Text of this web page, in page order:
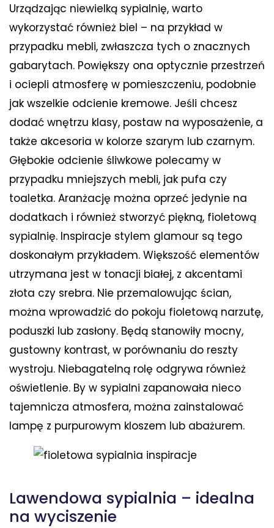
Urządzając niewielką sypialnię, warto
wykorzystać również biel – na przykład w
przypadku mebli, zwłaszcza tych o znacznych
gabarytach. Powiększy ona optycznie przestrzeń
i ociepli atmosferę w pomieszczeniu, podobnie
jak wszelkie odcienie kremowe. Jeśli chcesz
dodać wnętrzu klasy, postaw na wyposażenie, a
także akcesoria w kolorze szarym lub czarnym.
Głębokie odcienie śliwkowe polecamy w
przypadku mniejszych mebli, jak pufa czy
toaletka. Aranżację można oprzeć jedynie na
dodatkach i również stworzyć piękną, fioletową
sypialnię. Inspiracje stylem glamour są tego
doskonałym przykładem. Większość elementów
utrzymana jest w tonacji białej, z akcentami
złota czy srebra. Nie przemalowując ścian,
można wprowadzić do pokoju fioletową narzutę,
poduszki lub zasłony. Będą stanowiły mocny,
gustowny kontrast, w porównaniu do reszty
wystroju. Niebagatelną rolę odgrywa również
oświetlenie. By w sypialni zapanowała nieco
tajemnicza atmosfera, można zainstalować
lampę z purpurowym kloszem lub abażurem.
Lawendowa sypialnia – idealna
na wyciszenie